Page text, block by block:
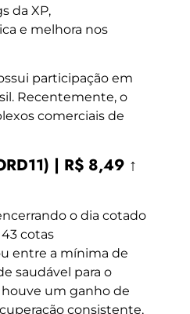
da XP,
e melhora nos
participação em
Recentemente, o
comerciais de
| R$ 8,49 ↑
o dia cotado
cotas
entre a mínima de
saudável para o
houve um ganho de
consistente,